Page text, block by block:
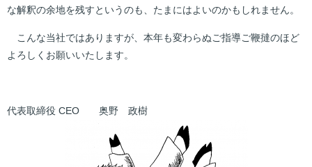
な解釈の余地を残すというのも、たまにはよいのかもしれません。
こんな当社ではありますが、本年も変わらぬご指導ご鞭撻のほど
よろしくお願いいたします。
代表取締役 CEO 奥野 政樹